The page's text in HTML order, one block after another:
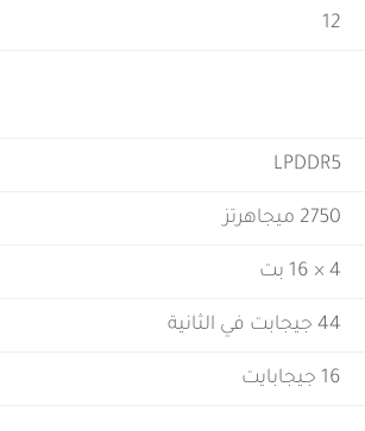
12
LPDDR5
2750 ميجاهرتز
4 × 16 بت
44 جيجابت في الثانية
16 جيجابايت